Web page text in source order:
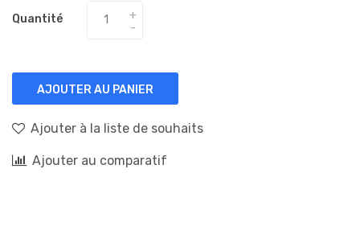
Quantité
AJOUTER AU PANIER
Ajouter à la liste de souhaits
Ajouter au comparatif